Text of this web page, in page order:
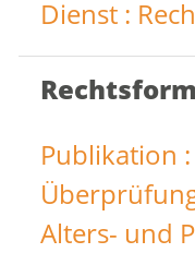
Dienst :
Rechtsform
Publikation
Alters- und